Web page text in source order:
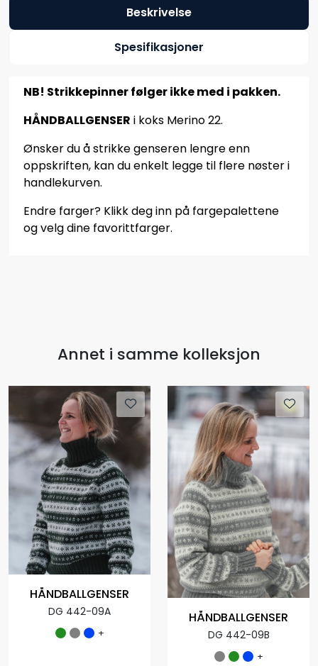
Beskrivelse
Spesifikasjoner
NB! Strikkepinner følger ikke med i pakken.
HÅNDBALLGENSER i koks Merino 22.
Ønsker du å strikke genseren lengre enn
oppskriften, kan du enkelt legge til flere nøster i
handlekurven.
Endre farger? Klikk deg inn på fargepalettene
og velg dine favorittfarger.
Annet i samme kolleksjon
HÅNDBALLGENSER
DG 442-09A
+
HÅNDBALLGENSER
DG 442-09B
+